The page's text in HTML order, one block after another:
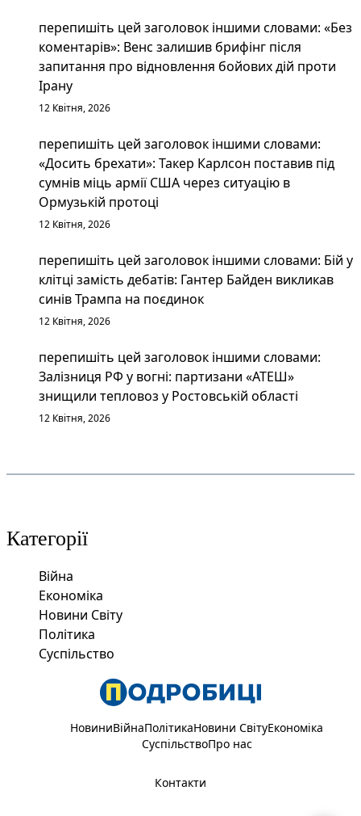
перепишіть цей заголовок іншими словами: «Без
коментарів»: Венс залишив брифінг після
запитання про відновлення бойових дій проти
Ірану
12 Квітня, 2026
перепишіть цей заголовок іншими словами:
«Досить брехати»: Такер Карлсон поставив під
сумнів міць армії США через ситуацію в
Ормузькій протоці
12 Квітня, 2026
перепишіть цей заголовок іншими словами: Бій у
клітці замість дебатів: Гантер Байден викликав
синів Трампа на поєдинок
12 Квітня, 2026
перепишіть цей заголовок іншими словами:
Залізниця РФ у вогні: партизани «АТЕШ»
знищили тепловоз у Ростовській області
12 Квітня, 2026
Категорії
Війна
Економіка
Новини Світу
Політика
Суспільство
НовиниВійнаПолітикаНовини СвітуЕкономіка
СуспільствоПро нас
Контакти